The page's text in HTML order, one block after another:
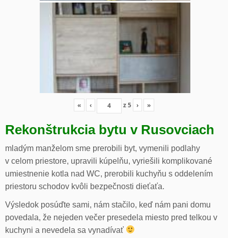
« ‹ z5 › »
Rekonštrukcia bytu v Rusovciach
mladým manželom sme prerobili byt, vymenili podlahy
v celom priestore, upravili kúpelňu, vyriešili komplikované
umiestnenie kotla nad WC, prerobili kuchyňu s oddelením
priestoru schodov kvôli bezpečnosti dieťaťa.
Výsledok posúďte sami, nám stačilo, keď nám pani domu
povedala, že nejeden večer presedela miesto pred telkou v
kuchyni a nevedela sa vynadívať